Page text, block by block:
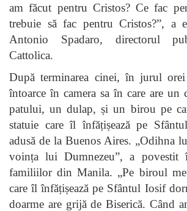
am făcut pentru Cristos? Ce fac
trebuie să fac pentru Cristos?”, a
Antonio Spadaro, directorul
Cattolica.
După terminarea cinei, în jurul
întoarce în camera sa în care are un
patului, un dulap, și un birou pe
statuie care îl înfățișează pe
adusă de la Buenos Aires. „Odihna
voința lui Dumnezeu”, a povestit
familiilor din Manila. „Pe biroul
care îl înfățișează pe Sfântul Iosif
doarme are grijă de Biserică. Când